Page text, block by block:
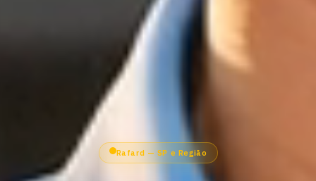
Rafard — SP e Região